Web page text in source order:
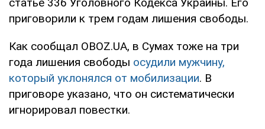
приговорили к трем годам лишения свободы.
Как сообщал OBOZ.UA, в Сумах тоже на три
года лишения свободы осудили мужчину,
который уклонялся от мобилизации. В
приговоре указано, что он систематически
игнорировал повестки.